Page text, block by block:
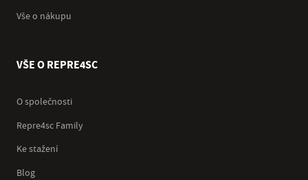
Vše o nákupu
VŠE O REPRE4SC
O společnosti
Repre4sc Family
Ke stažení
Blog